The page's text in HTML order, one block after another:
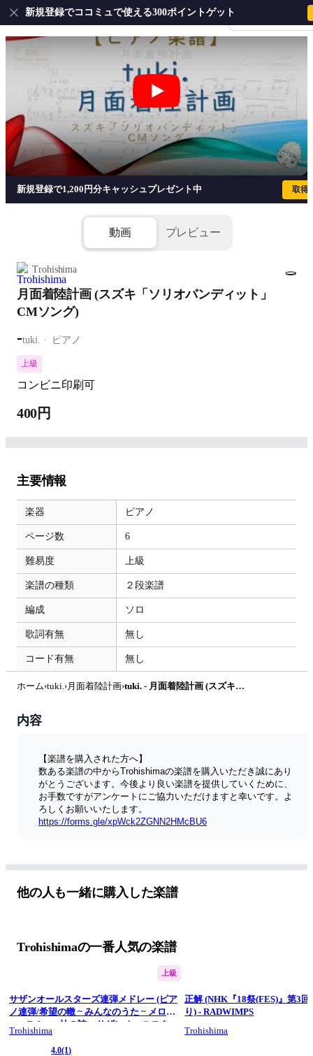
会員登録・ログイ
新規登録でココミュで使える300ポイントゲット
月面着陸計画 (スズキ「ソリオバンデ
新規登録で1,200円分キャッシュプレゼント中 取得
動画 プレビュー
Trohishima
月面着陸計画 (スズキ「ソリオバンディット」
CMソング)
-tuki. ピアノ
上級
コンビニ印刷可
400円
主要情報
楽器 ピアノ
ページ数 6
難易度 上級
楽譜の種類 ２段楽譜
編成 ソロ
歌詞有無 無し
コード有無 無し
ホーム›tuki. › 月面着陸計画› tuki. - 月面着陸計画 (スズキ「ソリオバンディット」CMソング) by Trohishima
内容
【楽譜を購入された方へ】
数ある楽譜の中からTrohishimaの楽譜を購入いただき誠にあり
がとうございます。今後より良い楽譜を提供していくために、
お手数ですがアンケートにご協力いただけますと幸いです。よ
ろしくお願いいたします。
https://forms.gle/xpWck2ZGNN2HMcBU6
CMソング）を耳コピピアノソロアレンジしました。
フルバージョンでのお届けです。
＜アレンジコンセプト＞
します！
譜　#弾いてみた　#ピアノ　#trohishima
Trohishima（トロヒシマ）
金曜日17時に動画を公開。
有名曲をピアノのソロ楽譜や連弾楽譜などにアレンジしていま
す。
▼WEBSITE
他の人も一緒に購入した楽譜
Trohishimaの一番人気の楽譜
上級
サザンオールスターズ連弾メドレー (ピア
ノ連弾/希望の轍 ~ みんなのうた ~ メロデ
ィ ~ Relay～杜の詩) - サザンオールスタ
ーズ
Trohishima
4.0(1)
正解 (NHK『18祭(FES)』第3回
り) - RADWIMPS
Trohishima